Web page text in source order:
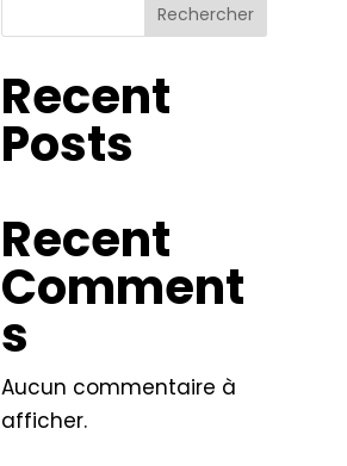
Rechercher
Recent
Posts
Recent
Comment
s
Aucun commentaire à
afficher.